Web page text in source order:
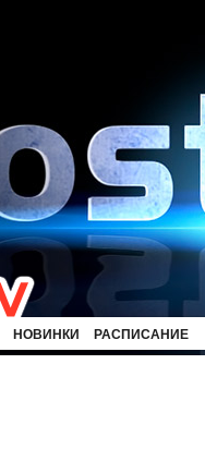
НОВИНКИ РАСПИСАНИЕ